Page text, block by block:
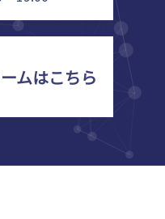
ムはこちら